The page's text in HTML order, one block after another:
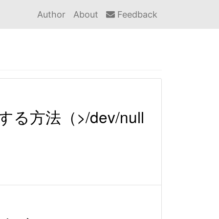
Author About Feedback
る方法（>/dev/null